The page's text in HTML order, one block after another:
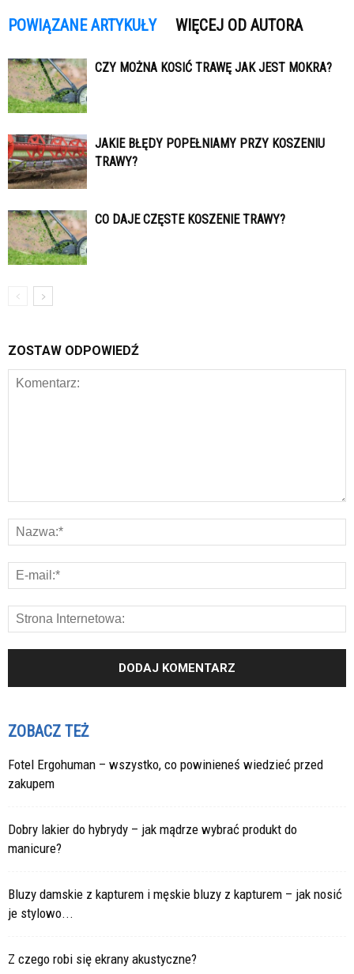
POWIĄZANE ARTYKUŁY WIĘCEJ OD AUTORA
CZY MOŻNA KOSIĆ TRAWĘ JAK JEST MOKRA?
JAKIE BŁĘDY POPEŁNIAMY PRZY KOSZENIU
TRAWY?
CO DAJE CZĘSTE KOSZENIE TRAWY?
ZOSTAW ODPOWIEDŹ
ZOBACZ TEŻ
Fotel Ergohuman – wszystko, co powinieneś wiedzieć przed
zakupem
Dobry lakier do hybrydy – jak mądrze wybrać produkt do
manicure?
Bluzy damskie z kapturem i męskie bluzy z kapturem – jak nosić
je stylowo...
Z czego robi się ekrany akustyczne?